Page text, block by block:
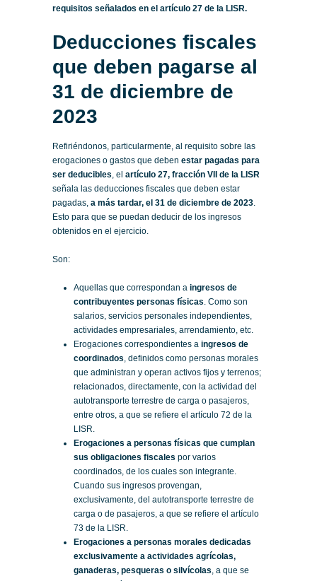
requisitos señalados en el artículo 27 de la LISR.
Deducciones fiscales
que deben pagarse al
31 de diciembre de
2023
Refiriéndonos, particularmente, al requisito sobre las
erogaciones o gastos que deben estar pagadas para
ser deducibles , el artículo 27, fracción VII de la LISR
señala las deducciones fiscales que deben estar
pagadas, a más tardar, el 31 de diciembre de 2023
Esto para que se puedan deducir de los ingresos
obtenidos en el ejercicio.
Son:
Aquellas que correspondan a ingresos de
contribuyentes personas físicas . Como son
salarios, servicios personales independientes,
actividades empresariales, arrendamiento, etc.
Erogaciones correspondientes a ingresos de
coordinados , definidos como personas morales
que administran y operan activos fijos y terrenos;
relacionados, directamente, con la actividad del
autotransporte terrestre de carga o pasajeros,
entre otros, a que se refiere el artículo 72 de la
LISR.
Erogaciones a personas físicas que cumplan
sus obligaciones fiscales por varios
coordinados, de los cuales son integrante.
Cuando sus ingresos provengan,
exclusivamente, del autotransporte terrestre de
carga o de pasajeros, a que se refiere el artículo
73 de la LISR.
Erogaciones a personas morales dedicadas
exclusivamente a actividades agrícolas,
ganaderas, pesqueras o silvícolas , a que se